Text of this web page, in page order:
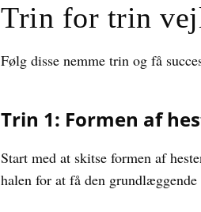
Trin for trin
Følg disse nemme trin og få
Trin 1: Formen af
Start med at skitse formen af
halen for at få den grundlæggende